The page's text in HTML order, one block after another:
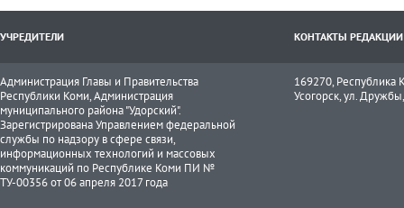
УЧРЕДИТЕЛИ КОНТАКТЫ РЕДАКЦИИ
Администрация Главы и Правительства
Республики Коми, Администрация
муниципального района "Удорский".
Зарегистрирована Управлением федеральной
службы по надзору в сфере связи,
информационных технологий и массовых
коммуникаций по Республике Коми ПИ №
ТУ-00356 от 06 апреля 2017 года
169270, Республика
Усогорск, ул.